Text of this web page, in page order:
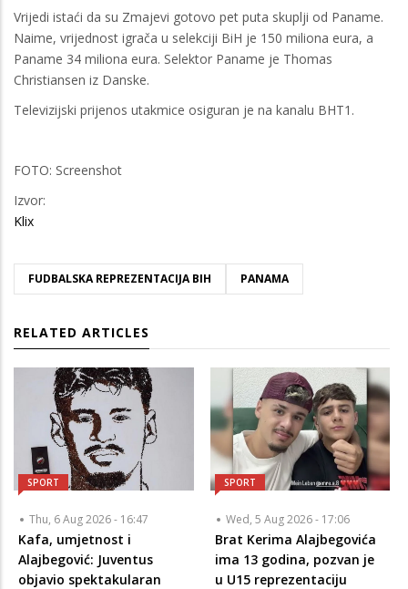
Vrijedi istaći da su Zmajevi gotovo pet puta skuplji od Paname.
Naime, vrijednost igrača u selekciji BiH je 150 miliona eura, a
Paname 34 miliona eura. Selektor Paname je Thomas
Christiansen iz Danske.
Televizijski prijenos utakmice osiguran je na kanalu BHT1.
FOTO: Screenshot
Izvor:
Klix
FUDBALSKA REPREZENTACIJA BIH PANAMA
RELATED ARTICLES
SPORT
Thu, 6 Aug 2026 - 16:47
Kafa, umjetnost i
Alajbegović: Juventus
objavio spektakularan
SPORT
Wed, 5 Aug 2026 - 17:06
Brat Kerima Alajbegovića
ima 13 godina, pozvan je
u U15 reprezentaciju